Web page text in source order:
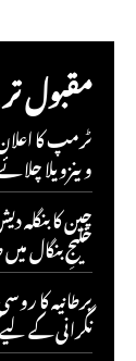
مقبول
ٹرمپ کا
وینزویلا
چین کا بنگلہ
خلیجِ بنگال
برطانیہ کا
نگرانی کے لیے